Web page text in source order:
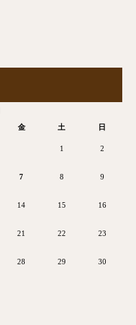
金 土 日
1 2
7 8 9
14 15 16
21 22 23
28 29 30